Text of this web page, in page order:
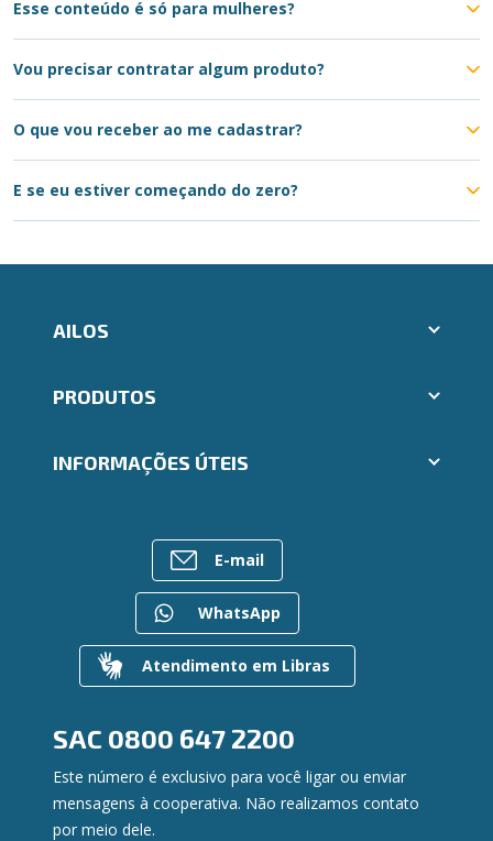
Esse conteúdo é só para mulheres?
Vou precisar contratar algum produto?
O que vou receber ao me cadastrar?
E se eu estiver começando do zero?
AILOS
Indique um amigo
Trabalhe Conosco
Ailos Educação
Gerenciar Cookies
PRODUTOS
Consórcios
Para empresas
INFORMAÇÕES ÚTEIS
Rede de Atendimento
Entre em contato
Canal de Ética
Gerenciamento de Riscos
Privacidade e Segurança
Dúvidas
E-mail
WhatsApp
Atendimento em Libras
SAC 0800 647 2200
Este número é exclusivo para você ligar ou enviar
mensagens à cooperativa. Não realizamos contato
por meio dele.